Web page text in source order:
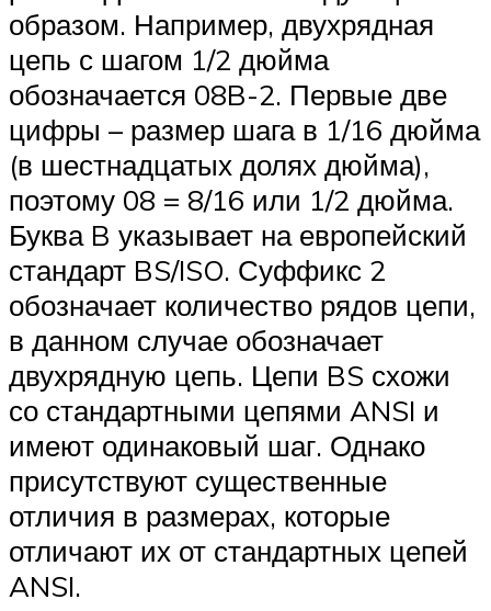
образом. Например, двухрядная
цепь с шагом 1/2 дюйма
обозначается 08B-2. Первые две
цифры – размер шага в 1/16 дюйма
(в шестнадцатых долях дюйма),
поэтому 08 = 8/16 или 1/2 дюйма.
Буква B указывает на европейский
стандарт BS/ISO. Суффикс 2
обозначает количество рядов цепи,
в данном случае обозначает
двухрядную цепь. Цепи BS схожи
со стандартными цепями ANSI и
имеют одинаковый шаг. Однако
присутствуют существенные
отличия в размерах, которые
отличают их от стандартных цепей
ANSI.